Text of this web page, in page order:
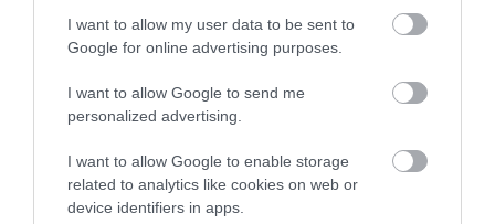
I want to allow my user data to be sent to
Google for online advertising purposes.
I want to allow Google to send me
personalized advertising.
I want to allow Google to enable storage
related to analytics like cookies on web or
device identifiers in apps.
Fontos hangsúlyozni, hogy
amikor elkezdünk edzeni, a
megnövekedett izomtömeg
miatt nőhet a testsúlyunk